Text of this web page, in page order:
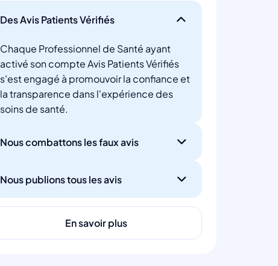
Des Avis Patients Vérifiés
Chaque Professionnel de Santé ayant
activé son compte Avis Patients Vérifiés
s'est engagé à promouvoir la confiance et
la transparence dans l'expérience des
soins de santé.
Nous combattons les faux avis
Nous publions tous les avis
En savoir plus